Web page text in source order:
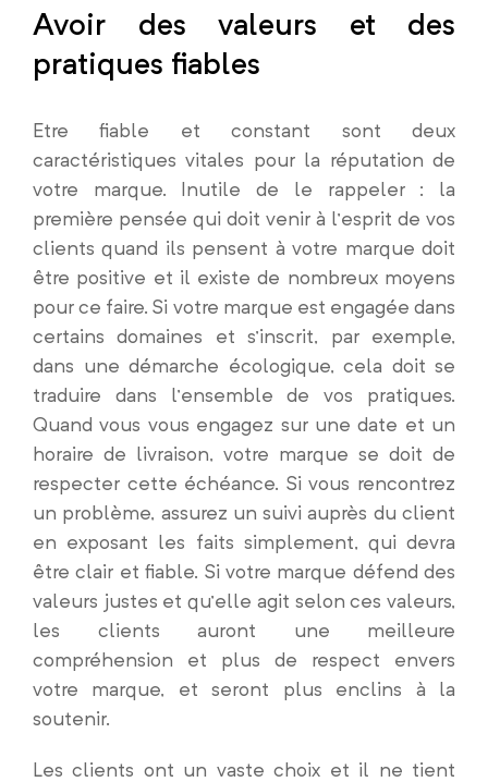
Avoir des valeurs et des
pratiques fiables
Etre fiable et constant sont deux
caractéristiques vitales pour la réputation de
votre marque. Inutile de le rappeler : la
première pensée qui doit venir à l’esprit de vos
clients quand ils pensent à votre marque doit
être positive et il existe de nombreux moyens
pour ce faire. Si votre marque est engagée dans
certains domaines et s’inscrit, par exemple,
dans une démarche écologique, cela doit se
traduire dans l’ensemble de vos pratiques.
Quand vous vous engagez sur une date et un
horaire de livraison, votre marque se doit de
respecter cette échéance. Si vous rencontrez
un problème, assurez un suivi auprès du client
en exposant les faits simplement, qui devra
être clair et fiable. Si votre marque défend des
valeurs justes et qu’elle agit selon ces valeurs,
les clients auront une meilleure
compréhension et plus de respect envers
votre marque, et seront plus enclins à la
soutenir.
Les clients ont un vaste choix et il ne tient